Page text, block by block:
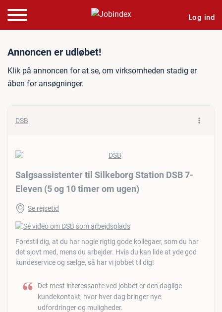
Log ind
Jobannonce:
Annoncen er udløbet!
Klik på annoncen for at se, om virksomheden stadig er
åben for ansøgninger.
DSB
Salgsassistenter til Silkeborg Station DSB 7-
Eleven (5 og 10 timer om ugen)
Se rejsetid
Forestil dig, at du har nogle rigtig gode kollegaer, som du har
det sjovt med, mens du arbejder. Hvis du kan lide at yde god
kundeservice og sælge, så har vi jobbet til dig!
Det mest interessante ved jobbet er den daglige
kundekontakt, hvor hver dag bringer nye
udfordringer og muligheder.